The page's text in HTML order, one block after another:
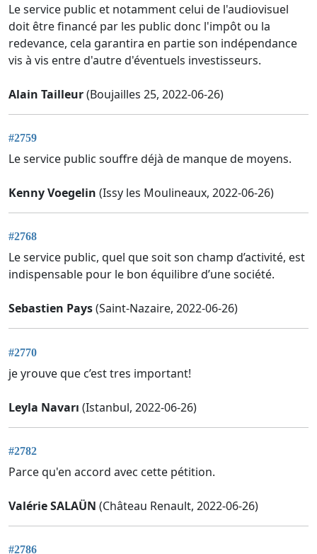
Le service public et notamment celui de l'audiovisuel
doit être financé par les public donc l'impôt ou la
redevance, cela garantira en partie son indépendance
vis à vis entre d'autre d'éventuels investisseurs.
Alain Tailleur(Boujailles 25, 2022-06-26)
#2759
Le service public souffre déjà de manque de moyens.
Kenny Voegelin (Issy les Moulineaux, 2022-06-26)
#2768
Le service public, quel que soit son champ d’activité, est
indispensable pour le bon équilibre d’une société.
Sebastien Pays(Saint-Nazaire, 2022-06-26)
#2770
je yrouve que c’est tres important!
Leyla Navarı (Istanbul, 2022-06-26)
#2782
Parce qu'en accord avec cette pétition.
Valérie SALAÜN (Château Renault, 2022-06-26)
#2786